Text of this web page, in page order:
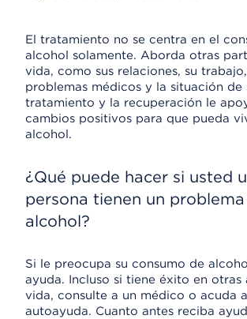
El tratamiento no se centra en el
alcohol solamente. Aborda otras
vida, como sus relaciones, su
problemas médicos y la situación de
tratamiento y la recuperación le
cambios positivos para que pueda
alcohol.
¿Qué puede hacer si usted
persona tienen un
alcohol?
Si le preocupa su consumo de
ayuda. Incluso si tiene éxito en otras
vida, consulte a un médico o acuda
autoayuda. Cuanto antes reciba